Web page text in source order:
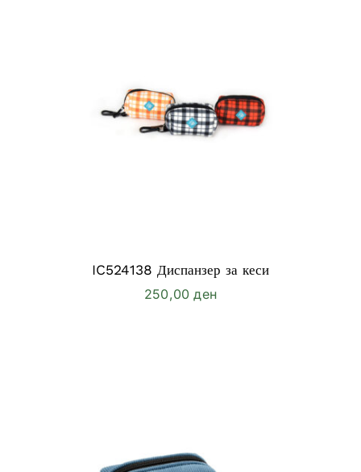
IC524138 Диспанзер за кеси
250,00ден